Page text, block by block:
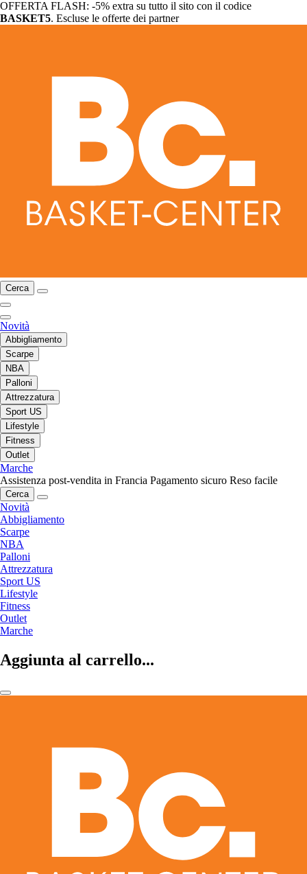
OFFERTA FLASH: -5% extra su tutto il sito con il codice
BASKET5. Escluse le offerte dei partner
Cerca
Novità
Abbigliamento
Scarpe
NBA
Palloni
Attrezzatura
Sport US
Lifestyle
Fitness
Outlet
Marche
Assistenza post-vendita in Francia Pagamento sicuro Reso facile
Cerca
Novità
Abbigliamento
Scarpe
NBA
Palloni
Attrezzatura
Sport US
Lifestyle
Fitness
Outlet
Marche
Aggiunta al carrello...